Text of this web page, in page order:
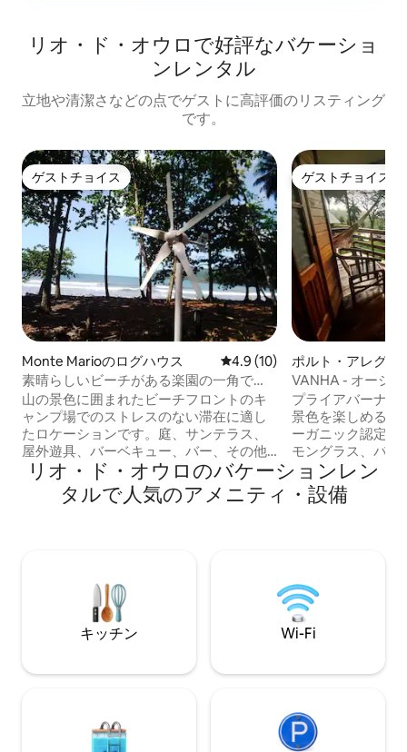
リオ・ド・オウロで好評なバケーショ
ンレンタル
立地や清潔さなどの点でゲストに高評価のリスティング
です。
ゲストチョイス
ゲストチョイス
Monte Marioのログハウス レビュー10件、5つ星中4.9つ
4.9 (10)
素晴らしいビーチがある楽園の一角で
す。
山の景色に囲まれたビーチフロントのキ
ャンプ場でのストレスのない滞在に適し
たロケーションです。庭、サンテラス、
屋外遊具、バーベキュー、バー、その他
の施設（ピクニックエリア、敷地内駐車
場、無料Wi-Fi）をお楽しみください。 キ
ャンプ場では、すべてのユニットにベッ
サントメ国際空港から64 kmです。 ご予
約の際に冒険が始まります！
ゲストチョイス
ゲストチョイス
ポルト・アレグレ
ムステイ
VANHA - オーシ
ションバンガロー
プライアバーナの
景色を楽しめる快
ーガニック認定の
モングラス、バニ
クなど）のプラン
理想的に位置し
には、小さなリ
ローの近くにレス
食付きです。
リオ・ド・オウロのバケーションレン
タルで人気のアメニティ・設備
キッチン Wi-Fi